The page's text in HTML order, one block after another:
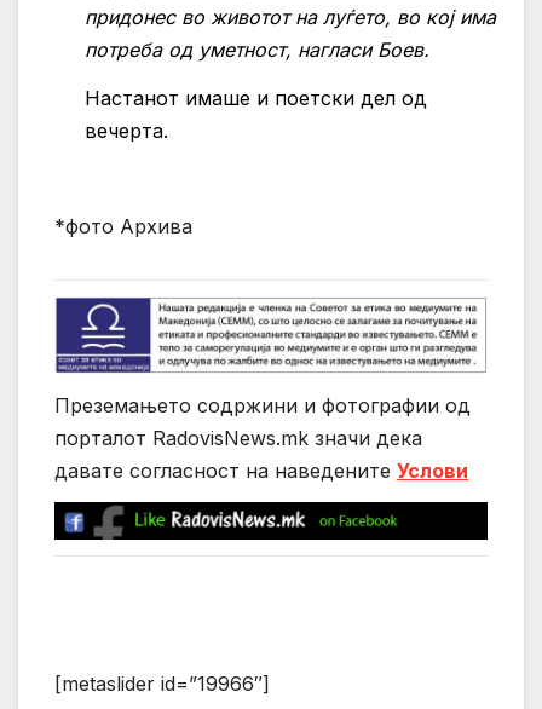
придонес во животот на луѓето, во кој има
потреба од уметност, нагласи Боев.
Настанот имаше и поетски дел од
вечерта.
*фото Архива
Преземањето содржини и фотографии од
порталот RadovisNews.mk значи дека
давате согласност на нaведените Услови
[metaslider id=”19966″]